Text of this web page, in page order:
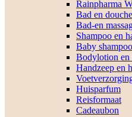
Rainpharma
Bad en
Bad-en
Shampoo en
Baby
Bodylotion en
Handzeep en
Huisparfum
Reisformaat
Cadeaubon